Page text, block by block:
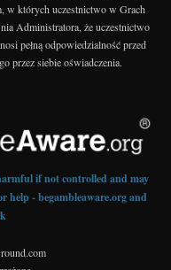
w których uczestnictwo w Grach
Administratora, że uczestnictwo
pełną odpowiedzialność przed
przez siebie oświadczenia.
if not controlled and may
help - begambleaware.org and